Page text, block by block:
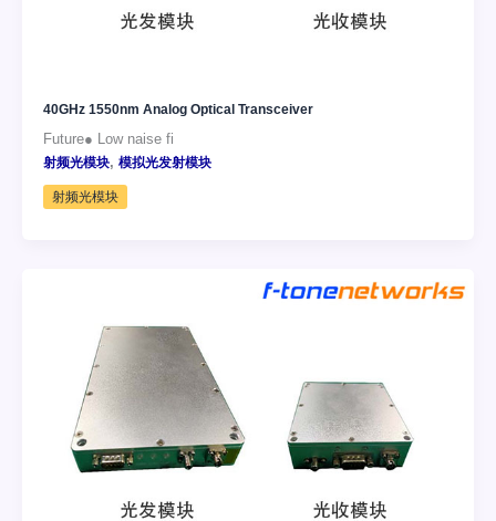
40GHz 1550nm Analog Optical Transceiver
Future● Low naise fi
射频光模块, 模拟光发射模块
射频光模块